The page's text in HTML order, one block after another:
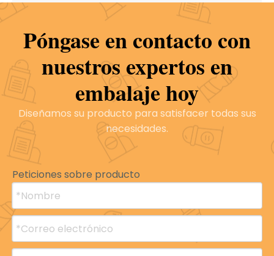
Productos relacionados
Noticias
Póngase en contacto con
nuestros expertos en
embalaje hoy
Diseñamos su producto para satisfacer todas sus
necesidades.
Peticiones sobre producto